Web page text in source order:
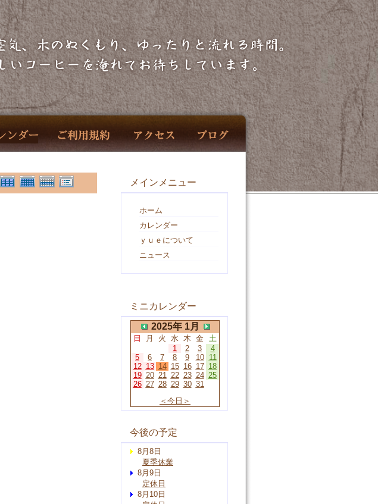
メインメニュー
ホーム
カレンダー
ｙｕｅについて
ニュース
ミニカレンダー
2025年 1月
日 月 火 水 木 金 土
1
2 3
4
5
6 7 8 9 10
11
12 13 14 15 16 17 18
19 20 21 22 23 24 25
26 27 28 29 30 31
＜今日＞
今後の予定
8月8日
夏季休業
8月9日
定休日
8月10日